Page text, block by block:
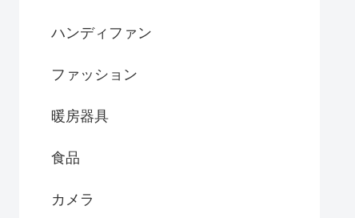
ハンディファン
ファッション
暖房器具
食品
カメラ